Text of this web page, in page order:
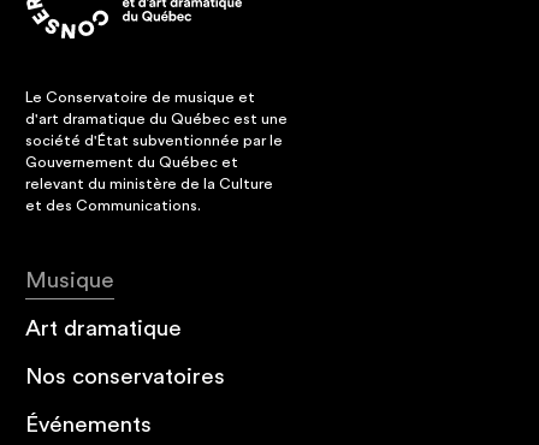
Le Conservatoire de musique et
d'art dramatique du Québec est une
société d'État subventionnée par le
Gouvernement du Québec et
relevant du ministère de la Culture
et des Communications.
Musique
Art dramatique
Nos conservatoires
Événements